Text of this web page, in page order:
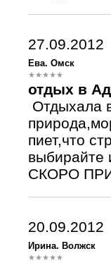
27.09.2012
Ева. Омск
отдых в
Отдыхала
пиет,что
СКОРО
20.09.2012
Ирина. Волжск